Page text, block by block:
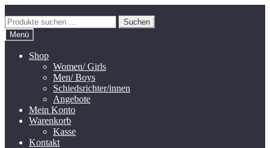
Navigation
springen
Inhalt
springen
Suchen
nach:
Suchen
Menü
Shop
Women/ Girls
Men/ Boys
Schiedsrichter/innen
Angebote
Mein Konto
Warenkorb
Kasse
Kontakt